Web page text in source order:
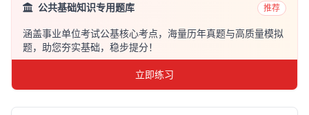
公共基础知识专用题库 推荐
涵盖事业单位考试公基核心考点，海量历年真题与高质量模拟
题，助您夯实基础，稳步提分！
立即练习